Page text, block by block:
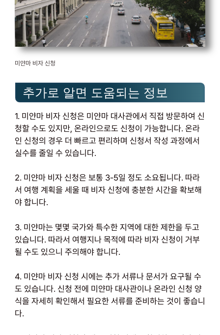
미얀마 비자 신청
추가로 알면 도움되는 정보
1. 미얀마 비자 신청은 미얀마 대사관에서 직접 방문하여 신
청할 수도 있지만, 온라인으로도 신청이 가능합니다. 온라
인 신청의 경우 더 빠르고 편리하며 신청서 작성 과정에서
실수를 줄일 수 있습니다.
2. 미얀마 비자 신청은 보통 3-5일 정도 소요됩니다. 따라
서 여행 계획을 세울 때 비자 신청에 충분한 시간을 확보해
야 합니다.
3. 미얀마는 몇몇 국가와 특수한 지역에 대한 제한을 두고
있습니다. 따라서 여행지나 목적에 따라 비자 신청이 거부
될 수도 있으니 주의해야 합니다.
4. 미얀마 비자 신청 시에는 추가 서류나 문서가 요구될 수
도 있습니다. 신청 전에 미얀마 대사관이나 온라인 신청 양
식을 자세히 확인해서 필요한 서류를 준비하는 것이 좋습니
다.